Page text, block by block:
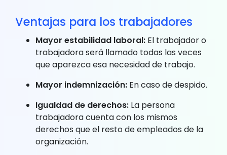
Ventajas para los trabajadores
Mayor estabilidad laboral: El trabajador o
trabajadora será llamado todas las veces
que aparezca esa necesidad de trabajo.
Mayor indemnización: En caso de despido.
Igualdad de derechos: La persona
trabajadora cuenta con los mismos
derechos que el resto de empleados de la
organización.